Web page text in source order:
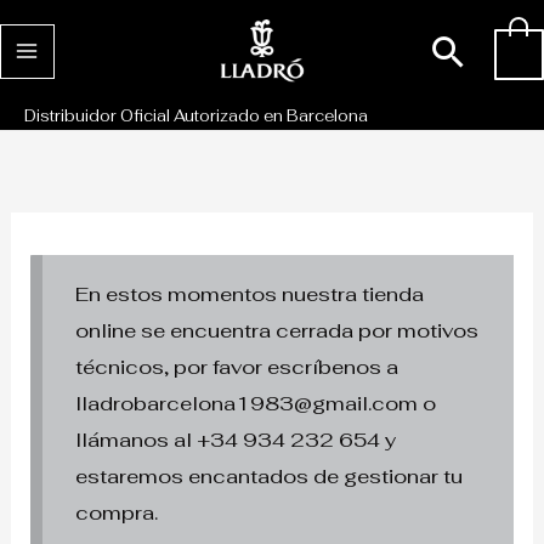
al
Distribuidor Oficial Autorizado en Barcelona
En estos momentos nuestra tienda
online se encuentra cerrada por motivos
técnicos, por favor escríbenos a
lladrobarcelona1983@gmail.com o
llámanos al +34 934 232 654 y
estaremos encantados de gestionar tu
compra.